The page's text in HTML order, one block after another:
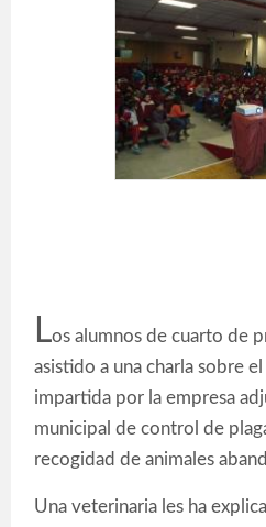
Los alumnos de cuarto de
asistido a una charla sobre
impartida por la empresa
municipal de control de
recogidad de animales
Una veterinaria les ha